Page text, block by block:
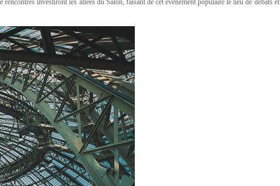
investiront les allées du Salon, faisant de cet événement populaire le lieu de débats et